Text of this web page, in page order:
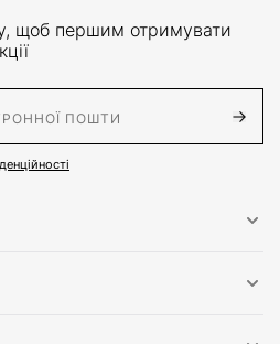
щоб першим отримувати